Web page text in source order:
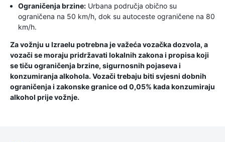
Ograničenja brzine: Urbana područja obično su
ograničena na 50 km/h, dok su autoceste ograničene na 80
km/h.
Za vožnju u Izraelu potrebna je važeća vozačka dozvola, a
vozači se moraju pridržavati lokalnih zakona i propisa koji
se tiču ​​ograničenja brzine, sigurnosnih pojaseva i
konzumiranja alkohola. Vozači trebaju biti svjesni dobnih
ograničenja i zakonske granice od 0,05% kada konzumiraju
alkohol prije vožnje.